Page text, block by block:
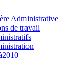
Administrative
de travail